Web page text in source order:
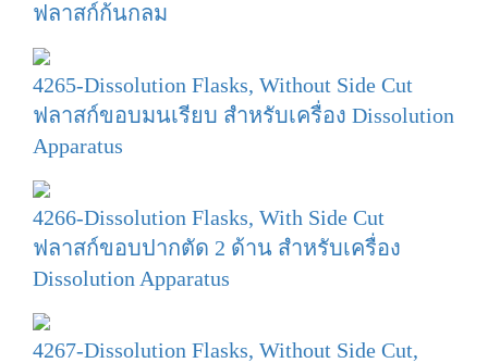
ฟลาสก์ก้นกลม
4265-Dissolution Flasks, Without Side Cut
ฟลาสก์ขอบมนเรียบ สำหรับเครื่อง Dissolution
Apparatus
4266-Dissolution Flasks, With Side Cut
ฟลาสก์ขอบปากตัด 2 ด้าน สำหรับเครื่อง
Dissolution Apparatus
4267-Dissolution Flasks, Without Side Cut,